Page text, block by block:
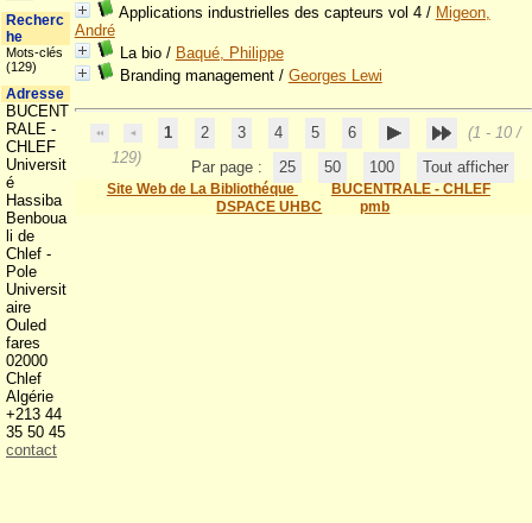
Applications industrielles des capteurs vol 4/ Migeon,
André
La bio/ Baqué, Philippe
Branding management/ Georges Lewi
1 2 3 4 5 6
(1 - 10 /
129)
Par page : 25 50 100 Tout afficher
Site Web de La Bibliothéque
BUCENTRALE - CHLEF
DSPACE UHBC
pmb
Recherc
he
Mots-clés
(129)
Adresse
BUCENT
RALE -
CHLEF
Universit
é
Hassiba
Benboua
li de
Chlef -
Pole
Universit
aire
Ouled
fares
02000
Chlef
Algérie
+213 44
35 50 45
contact